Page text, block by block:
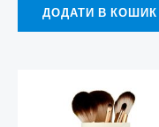
ДОДАТИ В КОШИК